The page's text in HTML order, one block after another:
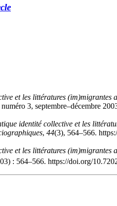
et les littératures (im)migrantes
3, septembre–décembre
identité collective et les
, 44(3), 564–566.
et les littératures (im)migrantes
: 564–566. https://doi.org/